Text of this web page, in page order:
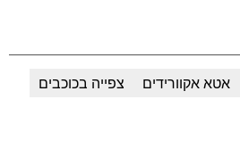
אטא אקוורידים
צפייה בכוכבים